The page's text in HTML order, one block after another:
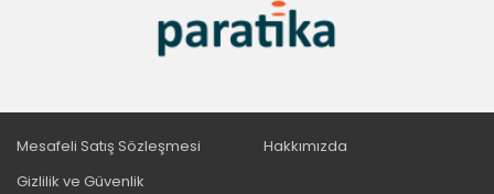
Mesafeli Satış Sözleşmesi
Gizlilik ve Güvenlik
Hakkımızda